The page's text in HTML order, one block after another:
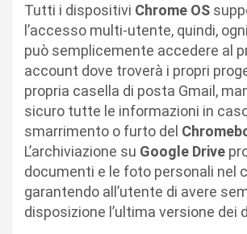
Tutti i dispositivi Chrome OS
l’accesso multi-utente, quindi,
può semplicemente accedere al
account dove troverà i propri
propria casella di posta Gmail,
sicuro tutte le informazioni in
smarrimento o furto del
L’archiviazione su Google Drive
documenti e le foto personali nel
garantendo all’utente di avere
disposizione l’ultima versione dei